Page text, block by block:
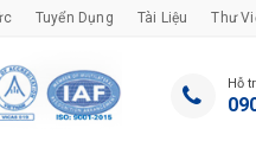
Tuyển Dụng Tài Liệu Thư
Hỗ